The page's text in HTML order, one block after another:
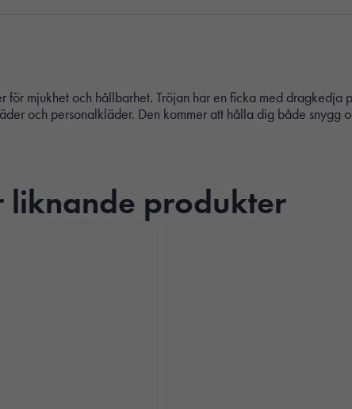
mjukhet och hållbarhet. Tröjan har en ficka med dragkedja
och personalkläder. Den kommer att hålla dig både snygg
liknande produkter